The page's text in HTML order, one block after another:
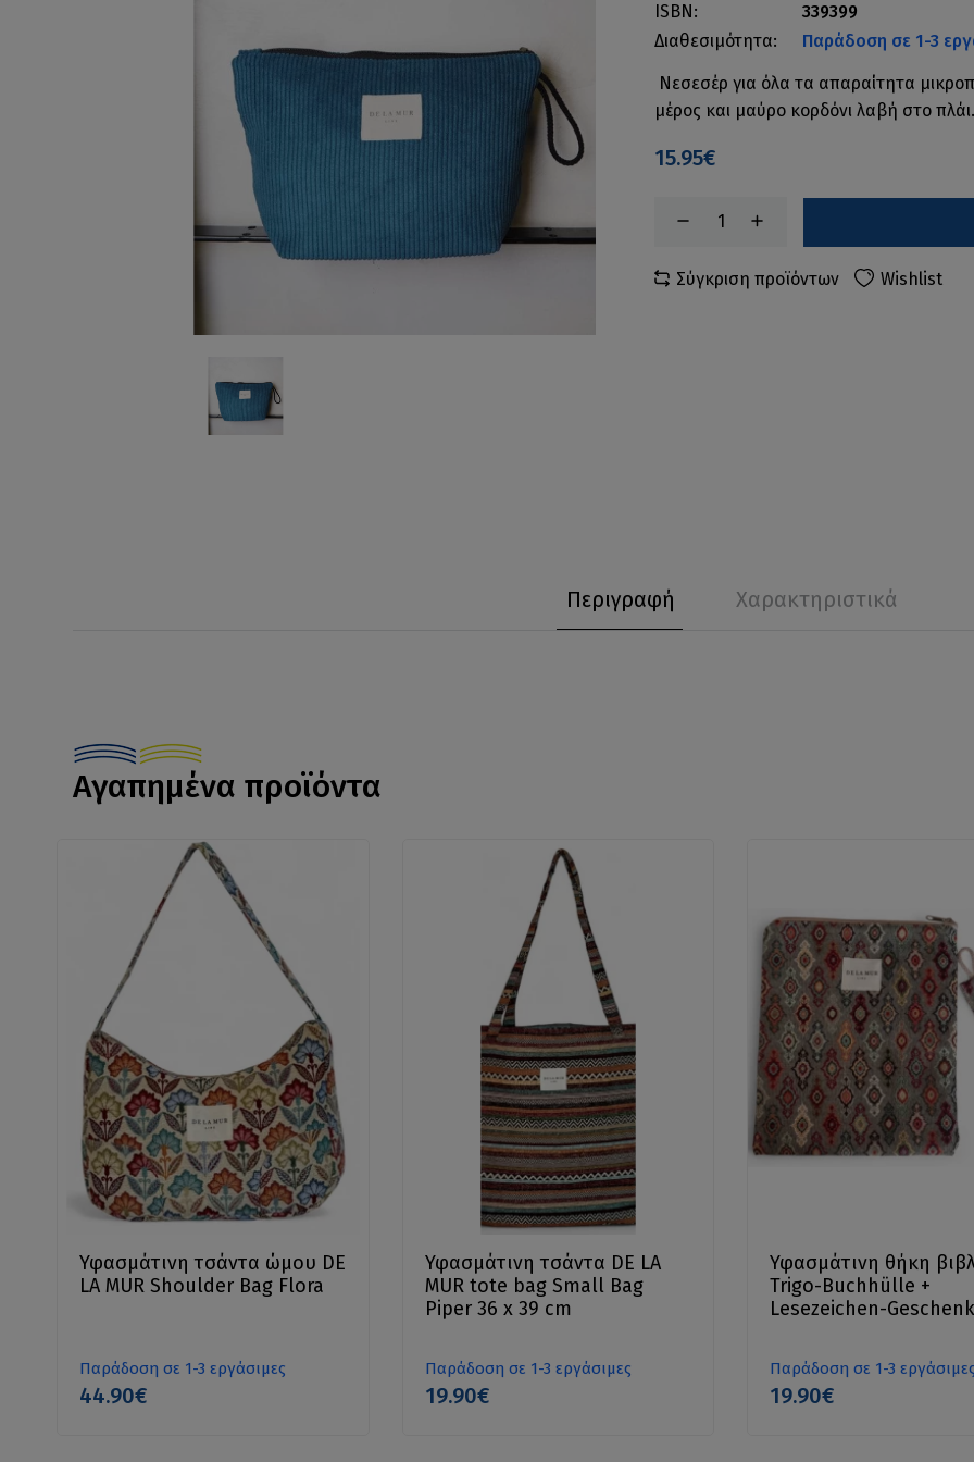
ISBN:
339399
Διαθεσιμότητα:
Παράδοση σε 1-3
Νεσεσέρ για όλα τα απαραίτητα
μέρος και μαύρο κορδόνι λαβή στο
15.95€
Σύγκριση προϊόντων Wishlist
Περιγραφή Χαρακτηριστικά
Αγαπημένα προϊόντα
Υφασμάτινη τσάντα ώμου DE
LA MUR Shoulder Bag Flora
Παράδοση σε 1-3 εργάσιμες
44.90€
Υφασμάτινη τσάντα DE LA
MUR tote bag Small Bag
Piper 36 x 39 cm
Παράδοση σε 1-3 εργάσιμες
19.90€
Υφασμάτινη θήκη
Trigo-Buchhülle +
Lesezeichen-
Παράδοση σε 1-3
19.90€